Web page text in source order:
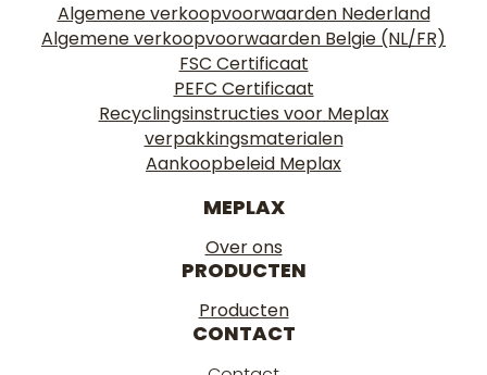
Algemene verkoopvoorwaarden Nederland
Algemene verkoopvoorwaarden Belgie (NL/FR)
FSC Certificaat
PEFC Certificaat
Recyclingsinstructies voor Meplax
verpakkingsmaterialen
Aankoopbeleid Meplax
MEPLAX
Over ons
PRODUCTEN
Producten
CONTACT